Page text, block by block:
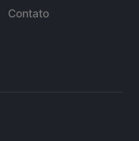
Contato